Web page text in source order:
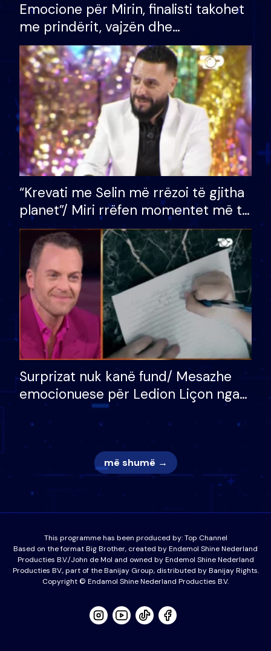
Emocione për Mirin, finalisti takohet
me prindërit, vajzën dhe
bashkëshorten: S’kemi ndonjë letër
divorci apo jo?
“Krevati me Selin më rrëzoi të gjitha
planet”/ Miri rrëfen momentet më të
bukura në shtëpinë e BB VIP: Do më
mungojë zilja e mëngjesit kur…
Surprizat nuk kanë fund/ Mesazhe
emocionuese për Ledion Liçon nga
nëna dhe fëmijët e tij, moderatori
nuk i mban dot lotët: Nuk meritoj…
më shumë →
This programme has been produced by:Top Channel
Based on the format Big Brother, created by Endemol Shine Nederland
Producties B.V./John de Mol and owned by Endemol Shine Nederland
Producties BV., part of the Banijay Group, distributed by Banijay Rights.
Copyright © Endamol Shine Nederland Producties B.V.